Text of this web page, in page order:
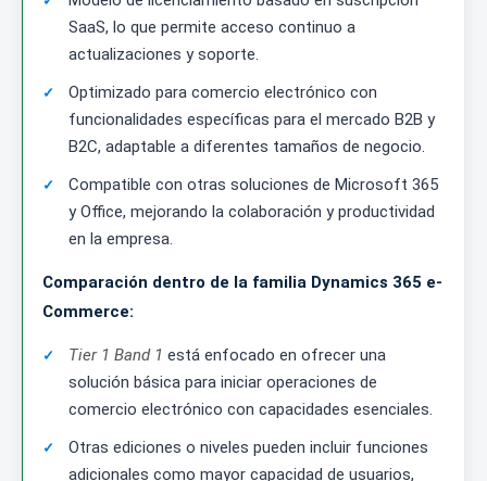
SaaS, lo que permite acceso continuo a
actualizaciones y soporte.
Optimizado para comercio electrónico con
funcionalidades específicas para el mercado B2B y
B2C, adaptable a diferentes tamaños de negocio.
Compatible con otras soluciones de Microsoft 365
y Office, mejorando la colaboración y productividad
en la empresa.
Comparación dentro de la familia Dynamics 365 e-
Commerce:
Tier 1 Band 1 está enfocado en ofrecer una
solución básica para iniciar operaciones de
comercio electrónico con capacidades esenciales.
Otras ediciones o niveles pueden incluir funciones
adicionales como mayor capacidad de usuarios,